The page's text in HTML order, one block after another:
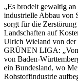
„Es brodelt gewaltig
industrielle Abbau von
sorgt für die
Landschaften auf
Ulrich Wieland von der
GRÜNEN LIGA: „Von
von Baden-
ein Bundesland, wo
Rohstoffindustrie